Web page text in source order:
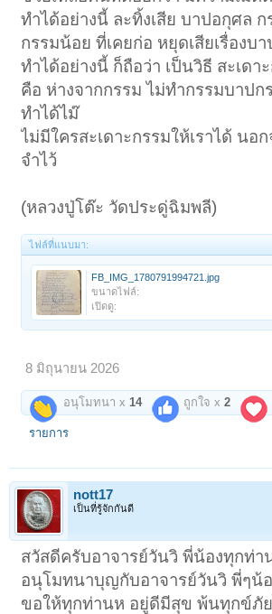
ทำได้อย่างนี้ ละทิ้งเสีย บาปอกุศล ก
กรรมน้อย ที่เคยก่อ หยุดเสียเรื่องบา
ทำได้อย่างนี้ ก็ถือว่า เป็นวิธี สะเดา
คือ ห่างจากกรรม ไม่ทำกรรมบาปก
ทำได้ไม๊
ไม่มีใครสะเดาะกรรมให้เราได้ นอก
จำไว้
(หลวงปู่โต๊ะ วัดประดู่ฉิมพลี)
ไฟล์ที่แนบมา:
FB_IMG_1780791994721.jpg
ขนาดไฟล์:
เปิดดู:
8 มิถุนายน 2026
อนุโมทนา x14 ถูกใจ x2
รายการ
nott17
เป็นที่รู้จักกันดี
สวัสดีครับอาจารย์วันวิ พี่น้องทุกท่า
อนุโมทนาบุญกับอาจารย์วันวิ พี่ๆน้
ขอให้ทุกท่านห อยู่ดีมีสุข พ้นทุกข์ภัย